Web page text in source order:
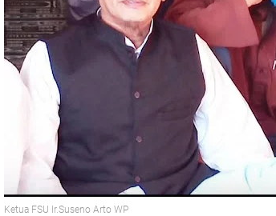
Ketua FSU Ir.Suseno Arto WP